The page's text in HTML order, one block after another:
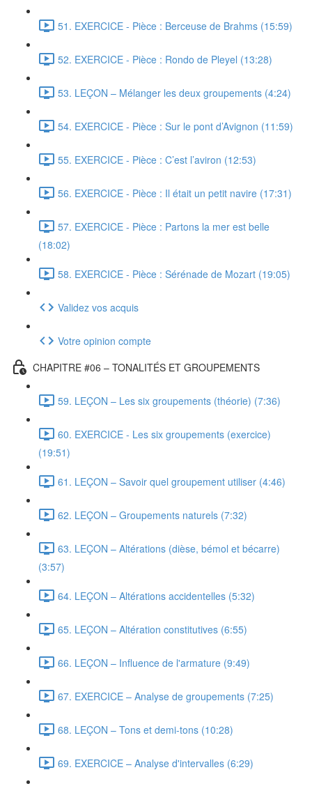
51. EXERCICE - Pièce : Berceuse de Brahms (15:59)
52. EXERCICE - Pièce : Rondo de Pleyel (13:28)
53. LEÇON – Mélanger les deux groupements (4:24)
54. EXERCICE - Pièce : Sur le pont d’Avignon (11:59)
55. EXERCICE - Pièce : C’est l’aviron (12:53)
56. EXERCICE - Pièce : Il était un petit navire (17:31)
57. EXERCICE - Pièce : Partons la mer est belle
(18:02)
58. EXERCICE - Pièce : Sérénade de Mozart (19:05)
Validez vos acquis
Votre opinion compte
CHAPITRE #06 – TONALITÉS ET GROUPEMENTS
59. LEÇON – Les six groupements (théorie) (7:36)
60. EXERCICE - Les six groupements (exercice)
(19:51)
61. LEÇON – Savoir quel groupement utiliser (4:46)
62. LEÇON – Groupements naturels (7:32)
63. LEÇON – Altérations (dièse, bémol et bécarre)
(3:57)
64. LEÇON – Altérations accidentelles (5:32)
65. LEÇON – Altération constitutives (6:55)
66. LEÇON – Influence de l'armature (9:49)
67. EXERCICE – Analyse de groupements (7:25)
68. LEÇON – Tons et demi-tons (10:28)
69. EXERCICE – Analyse d'intervalles (6:29)